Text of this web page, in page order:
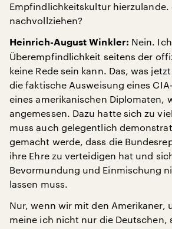
Empfindlichkeitskultur hierzulande.
nachvollziehen?
Heinrich-August Winkler: Nein.
Überempfindlichkeit seitens der
keine Rede sein kann. Das, was
die faktische Ausweisung eines
eines amerikanischen Diplomaten,
angemessen. Dazu hatte sich zu
muss auch gelegentlich
gemacht werde, dass die
ihre Ehre zu verteidigen hat und
Bevormundung und Einmischung
lassen muss.
Nur, wenn wir mit den Amerikaner,
meine ich nicht nur die Deutschen,